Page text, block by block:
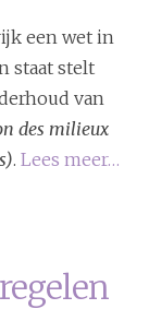
een wet in
staat stelt
van
des milieux
. Lees meer…